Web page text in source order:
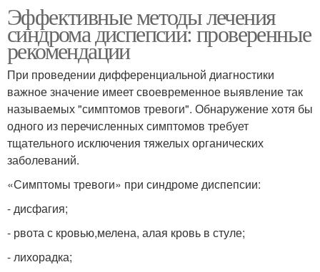
Эффективные методы лечения
синдрома диспепсии: проверенные
рекомендации
При проведении дифференциальной диагностики
важное значение имеет своевременное выявление так
называемых "симптомов тревоги". Обнаружение хотя бы
одного из перечисленных симптомов требует
тщательного исключения тяжелых органических
заболеваний.
«Симптомы тревоги» при синдроме диспепсии:
- дисфагия;
- рвота с кровью,мелена, алая кровь в стуле;
- лихорадка;